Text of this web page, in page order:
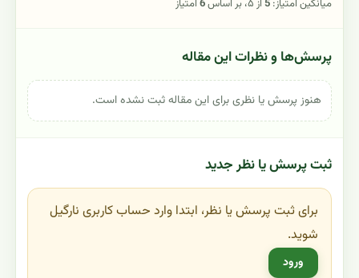
میانگین امتیاز: 5از ۵، بر اساس 6امتیاز
پرسش‌ها و نظرات این مقاله
هنوز پرسش یا نظری برای این مقاله ثبت نشده است.
ثبت پرسش یا نظر جدید
برای ثبت پرسش یا نظر، ابتدا وارد حساب کاربری نارگیل
شوید.
ورود